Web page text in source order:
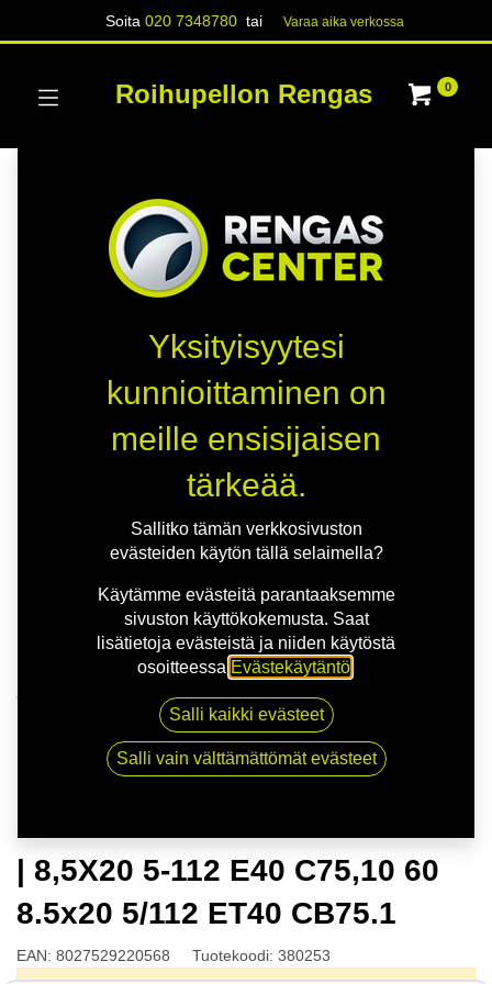
Soita020 7348780 tai Varaa aika verk​​​​ossa
Roihupellon Rengas 0
OZ ESTREMA GT HLT SAT.BLK | 8,5X20 5-112 E40
C75,10 60 8.5x20 5/112 ET40 CB75.1
| 8,5X20 5-112 E40 C75,10 60
8.5x20 5/112 ET40 CB75.1
EAN: 8027529220568 Tuotekoodi: 380253
Yksityisyytesi
kunnioittaminen on
meille ensisijaisen
tärkeää.
Sallitko tämän verkkosivuston
evästeiden käytön tällä selaimella?
Käytämme evästeitä parantaaksemme
sivuston käyttökokemusta. Saat
lisätietoja evästeistä ja niiden käytöstä
osoitteessa Evästekäytäntö
Salli kaikki evästeet
Salli vain välttämättömät evästeet